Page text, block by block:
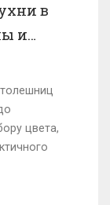
в
и
цвета,